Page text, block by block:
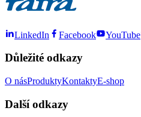
LinkedIn Facebook YouTube
Důležité odkazy
O násProduktyKontaktyE-shop
Další odkazy